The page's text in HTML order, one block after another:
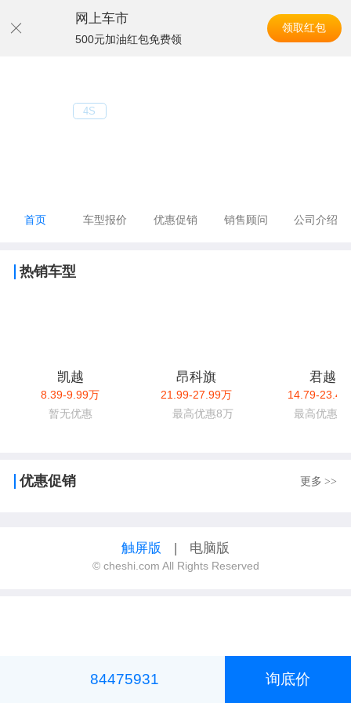
网上车市
500元加油红包免费领
领取红包
4S
首页 车型报价 优惠促销 销售顾问 公司介绍
热销车型
凯越
8.39-9.99万
暂无优惠
昂科旗
21.99-27.99万
最高优惠8万
君越
14.79-23.48
最高优惠
优惠促销 更多 >>
触屏版 | 电脑版
© cheshi.com All Rights Reserved
84475931 询底价